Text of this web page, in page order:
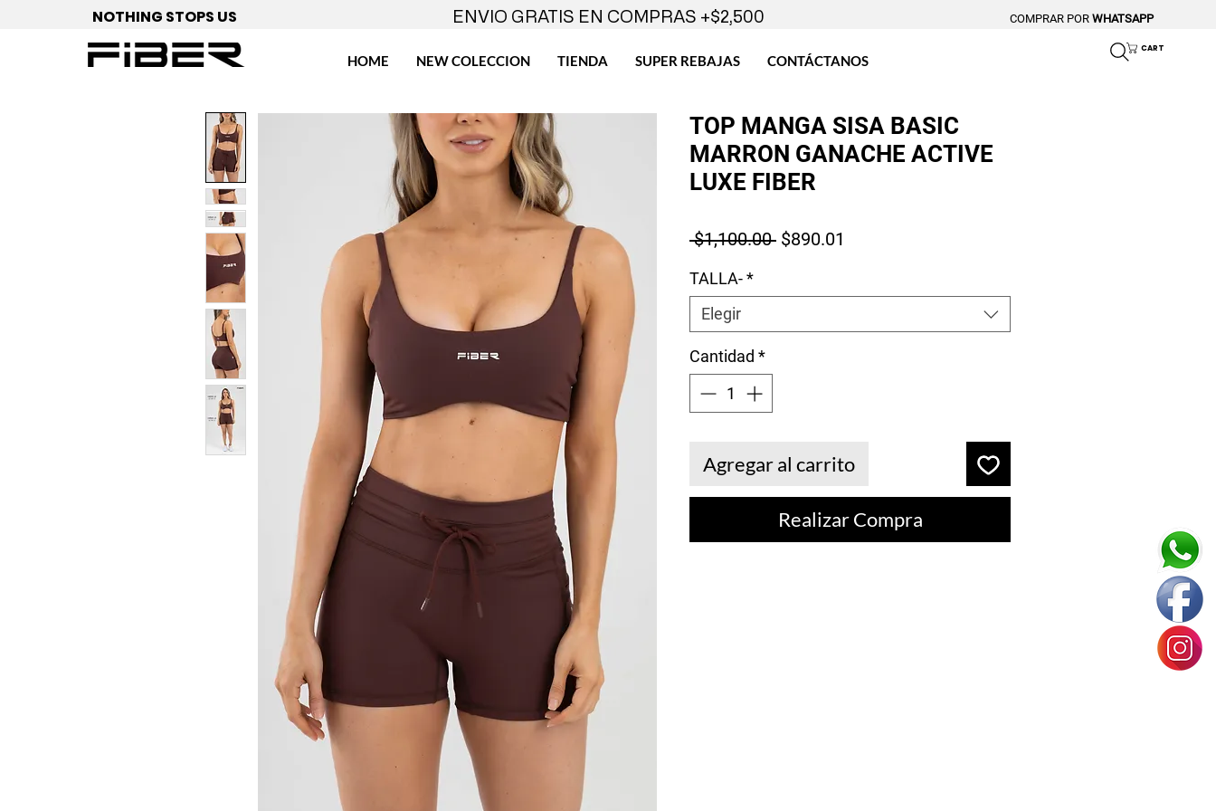
NOTHING STOPS US
HOME NEW COLECCION TIENDA SUPER REBAJAS CONTÁCTANOS
ENVIO GRATIS EN COMPRAS +$2,500
CART
COMPRAR POR WHATSAPP
TOP MANGA SISA BASIC
MARRON GANACHE ACTIVE
LUXE FIBER
$1,100.00 Precio
$890.01
TALLA-*
Elegir
Cantidad *
Agregar al carrito
Realizar Compra